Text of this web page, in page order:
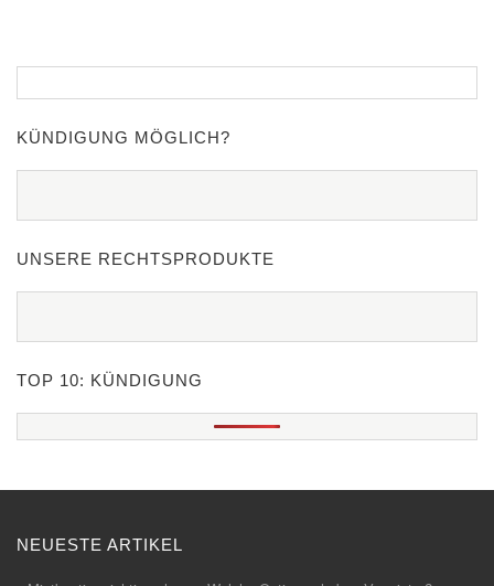
KÜNDIGUNG MÖGLICH?
UNSERE RECHTSPRODUKTE
TOP 10: KÜNDIGUNG
NEUESTE ARTIKEL